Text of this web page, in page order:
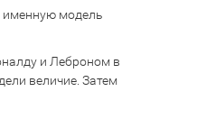
модель
и Леброном в
величие. Затем